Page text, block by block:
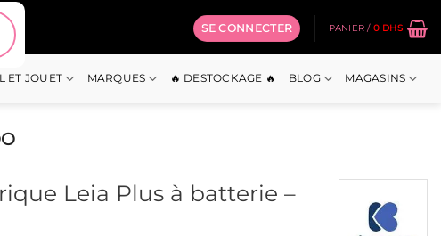
SE CONNECTER PANIER / 0 DHS
ET JOUET MARQUES 🔥 DESTOCKAGE 🔥 BLOG MAGASINS
Leia Plus à batterie –